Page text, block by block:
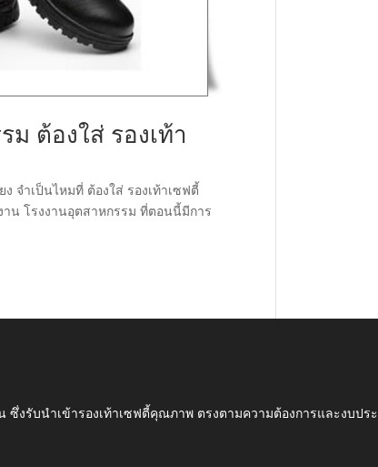
ต้องใส่ รองเท้า
จำเป็นไหมที่ ต้องใส่ รองเท้าเซฟตี้
าน โรงงานอุตสาหกรรม ที่ตอนนี้มีการ
ซึ่งรับนำเข้ารองเท้าเซฟตี้คุณภาพ ตรงตามความต้องการและงบป